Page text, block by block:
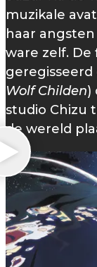
muzikale
haar
ware zelf. De
geregisseerd
Wolf Childen)
studio Chizu
de wereld